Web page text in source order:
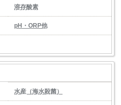
溶存酸素
pH・ORP他
水産（海水殺菌）